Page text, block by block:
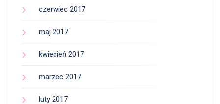
czerwiec 2017
maj 2017
kwiecień 2017
marzec 2017
luty 2017